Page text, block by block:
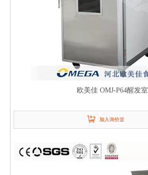
欧美佳 OMJ-P64醒发室
加入询价篮